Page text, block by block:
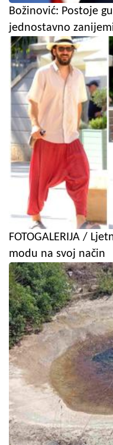
Božinović: Postoje
jednostavno
FOTOGALERIJA /
modu na svoj način